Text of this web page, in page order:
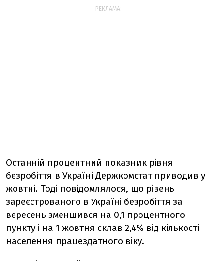
РЕКЛАМА:
Останній процентний показник рівня
безробіття в Україні Держкомстат приводив у
жовтні. Тоді повідомлялося, що рівень
зареєстрованого в Україні безробіття за
вересень зменшився на 0,1 процентного
пункту і на 1 жовтня склав 2,4% від кількості
населення працездатного віку.